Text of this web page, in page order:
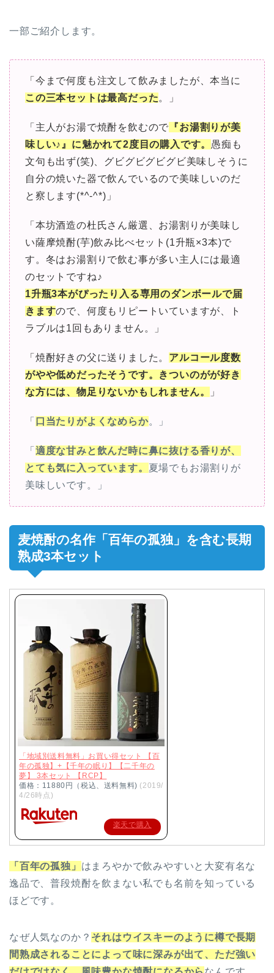
一部ご紹介します。
「今まで何度も注文して飲みましたが、本当に
この三本セットは最高だった。 」
「主人がお湯で焼酎を飲むので 『お湯割りが美
味しい♪』に魅かれて2度目の購入です。 愚痴も
文句も出ず(笑)、グビグビグビグビ美味しそうに
自分の焼いた器で飲んでいるので美味しいのだ
と察します(*^-^*)」
「本坊酒造の杜氏さん厳選、お湯割りが美味し
い薩摩焼酎(芋)飲み比べセット(1升瓶×3本)で
す。冬はお湯割りで飲む事が多い主人には最適
のセットですね♪
1升瓶3本がぴったり入る専用のダンボールで届
きますので、何度もリピートいていますが、ト
ラブルは1回もありません。」
「焼酎好きの父に送りました。 アルコール度数
がやや低めだったそうです。きついのがが好き
な方には、物足りないかもしれません。
」
「 口当たりがよくなめらか。」
「 適度な甘みと飲んだ時に鼻に抜ける香りが、
とても気に入っています。 夏場でもお湯割りが
美味しいです。」
麦焼酎の名作「百年の孤独」を含む長期
熟成3本セット
「地域別送料無料」お買い得セット 【百
年の孤独】+【千年の眠り】【二千年の
夢】 3本セット 【RCP】
価格：11880円（税込、送料無料) (2019/
4/26時点)
楽天で購入
「百年の孤独」 はまろやかで飲みやすいと大変有名な
逸品で、普段焼酎を飲まない私でも名前を知っている
ほどです。
なぜ人気なのか？ それはウイスキーのように樽で長期
間熟成されることによって味に深みが出て、ただ強い